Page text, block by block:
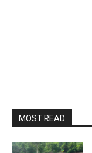
MOST READ